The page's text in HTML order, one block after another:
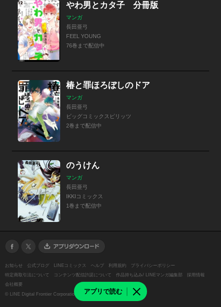
アプリで読む
やわ男とカタ子 分冊版
マンガ
長田亜弓
FEEL YOUNG
76巻まで配信中
椿と罪ほろぼしのドア
マンガ
長田亜弓
ビッグコミックスピリッツ
2巻まで配信中
のうけん
マンガ
長田亜弓
IKKIコミックス
1巻まで配信中
お知らせ 公式ブログ LINEコミックス ヘルプ 利用規約
プライバシーポリシー
特定商取引法について
コンテンツ配信許諾について 作品持ち込み/ LINEマンガ編集部
採用情報
会社概要
© LINE Digital Frontier Corporation